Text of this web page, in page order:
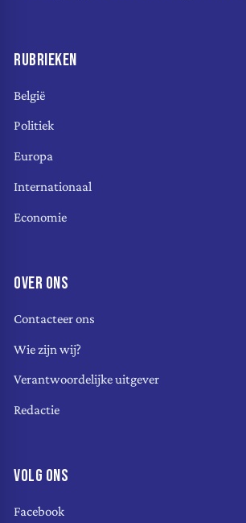
RUBRIEKEN
België
Politiek
Europa
Internationaal
Economie
OVER ONS
Contacteer ons
Wie zijn wij?
Verantwoordelijke uitgever
Redactie
VOLG ONS
Facebook